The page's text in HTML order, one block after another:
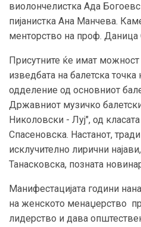
виолончелистка Ада
пијанистка Ана Манчева.
менторство на проф. Даница
Присутните ќе имат можност
изведбата на балетска
одделение од основниот
Државниот музичко
Николовски - Луј", од
Спасеновска. Настанот,
исклучително лирични
Танасковска, позната
Манифестацијата години
на женското менаџерство
лидерство и дава